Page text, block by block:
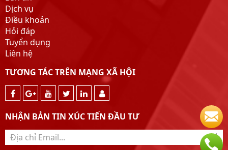
Dịch vụ
Điều khoản
Hỏi đáp
Tuyển dụng
Liên hệ
TƯƠNG TÁC TRÊN MẠNG XÃ HỘI
NHẬN BẢN TIN XÚC TIẾN ĐẦU TƯ